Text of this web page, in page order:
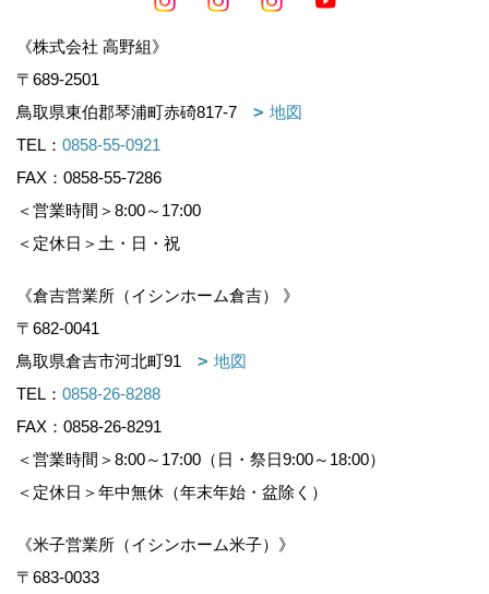
《株式会社 高野組》
〒689-2501
鳥取県東伯郡琴浦町赤碕817-7
地図
TEL： 0858-55-0921
FAX：0858-55-7286
＜営業時間＞8:00～17:00
＜定休日＞土・日・祝
《倉吉営業所（イシンホーム倉吉） 》
〒682-0041
鳥取県倉吉市河北町91
地図
TEL： 0858-26-8288
FAX：0858-26-8291
＜営業時間＞8:00～17:00（日・祭日9:00～18:00）
＜定休日＞年中無休（年末年始・盆除く）
《米子営業所（イシンホーム米子）》
〒683-0033